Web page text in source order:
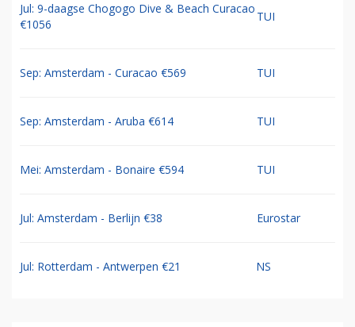
Jul: 9-daagse Chogogo Dive & Beach Curacao
€1056
TUI
Sep: Amsterdam - Curacao €569 TUI
Sep: Amsterdam - Aruba €614 TUI
Mei: Amsterdam - Bonaire €594 TUI
Jul: Amsterdam - Berlijn €38 Eurostar
Jul: Rotterdam - Antwerpen €21 NS